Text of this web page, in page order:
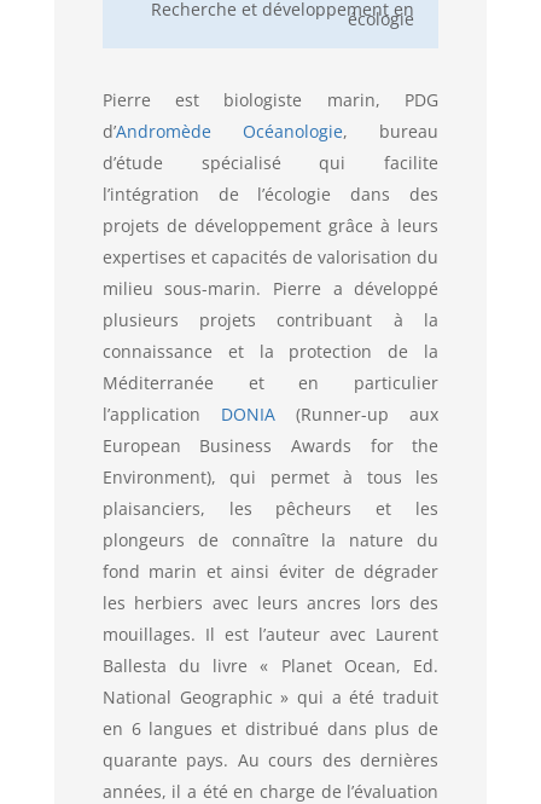
Recherche et développement en
écologie
Pierre est biologiste marin, PDG
d’Andromède Océanologie, bureau
d’étude spécialisé qui facilite
l’intégration de l’écologie dans des
projets de développement grâce à leurs
expertises et capacités de valorisation du
milieu sous-marin. Pierre a développé
plusieurs projets contribuant à la
connaissance et la protection de la
Méditerranée et en particulier
l’application DONIA(Runner-up aux
European Business Awards for the
Environment), qui permet à tous les
plaisanciers, les pêcheurs et les
plongeurs de connaître la nature du
fond marin et ainsi éviter de dégrader
les herbiers avec leurs ancres lors des
mouillages. Il est l’auteur avec Laurent
Ballesta du livre « Planet Ocean, Ed.
National Geographic » qui a été traduit
en 6 langues et distribué dans plus de
quarante pays. Au cours des dernières
années, il a été en charge de l’évaluation